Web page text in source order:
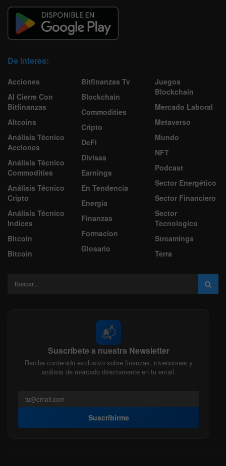
De Interes:
Acciones
Al Cierre Con
Bitfinanzas
Altcoins
Análisis Técnico
Acciones
Análisis Técnico
Commodities
Análisis Técnico
Cripto
Análisis Técnico
Indices
Bitcoin
Bitcoin
Bitfinanzas Tv
Blockchain
Commodities
Cripto
DeFi
Divisas
Earnings
En Tendencia
Energía
Finanzas
Formacion
Glosario
Juegos
Blockchain
Mercado Laboral
Metaverso
Mundo
NFT
Podcast
Sector Energético
Sector Financiero
Sector
Tecnologico
Streamings
Terra
📬
Suscríbete a nuestra Newsletter
Recibe contenido exclusivo sobre finanzas, inversiones y
análisis de mercado directamente en tu email.
Suscribirme